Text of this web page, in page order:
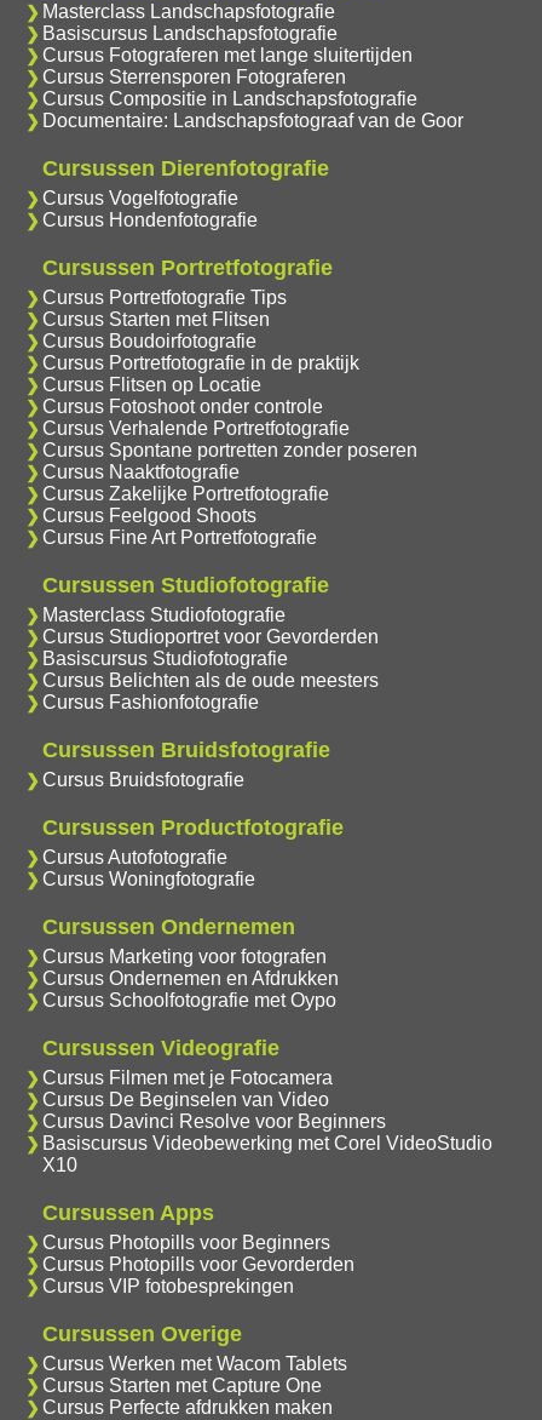
Masterclass Landschapsfotografie
Basiscursus Landschapsfotografie
Cursus Fotograferen met lange sluitertijden
Cursus Sterrensporen Fotograferen
Cursus Compositie in Landschapsfotografie
Documentaire: Landschapsfotograaf van de Goor
Cursussen Dierenfotografie
Cursus Vogelfotografie
Cursus Hondenfotografie
Cursussen Portretfotografie
Cursus Portretfotografie Tips
Cursus Starten met Flitsen
Cursus Boudoirfotografie
Cursus Portretfotografie in de praktijk
Cursus Flitsen op Locatie
Cursus Fotoshoot onder controle
Cursus Verhalende Portretfotografie
Cursus Spontane portretten zonder poseren
Cursus Naaktfotografie
Cursus Zakelijke Portretfotografie
Cursus Feelgood Shoots
Cursus Fine Art Portretfotografie
Cursussen Studiofotografie
Masterclass Studiofotografie
Cursus Studioportret voor Gevorderden
Basiscursus Studiofotografie
Cursus Belichten als de oude meesters
Cursus Fashionfotografie
Cursussen Bruidsfotografie
Cursus Bruidsfotografie
Cursussen Productfotografie
Cursus Autofotografie
Cursus Woningfotografie
Cursussen Ondernemen
Cursus Marketing voor fotografen
Cursus Ondernemen en Afdrukken
Cursus Schoolfotografie met Oypo
Cursussen Videografie
Cursus Filmen met je Fotocamera
Cursus De Beginselen van Video
Cursus Davinci Resolve voor Beginners
Basiscursus Videobewerking met Corel VideoStudio
X10
Cursussen Apps
Cursus Photopills voor Beginners
Cursus Photopills voor Gevorderden
Cursus VIP fotobesprekingen
Cursussen Overige
Cursus Werken met Wacom Tablets
Cursus Starten met Capture One
Cursus Perfecte afdrukken maken